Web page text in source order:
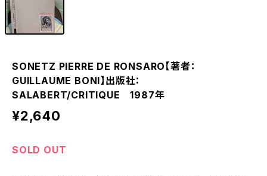
SONETZ PIERRE DE RONSARO【著者：
GUILLAUME BONI】出版社：
SALABERT/CRITIQUE 1987年
¥2,640
SOLD OUT